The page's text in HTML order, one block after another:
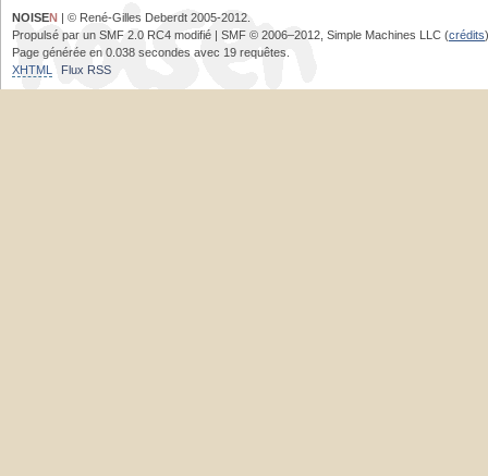
NOISEN | © René-Gilles Deberdt 2005-2012.
Propulsé par un SMF 2.0 RC4 modifié | SMF © 2006–2012, Simple Machines LLC (crédits)
Page générée en 0.038 secondes avec 19 requêtes.
XHTML
Flux RSS